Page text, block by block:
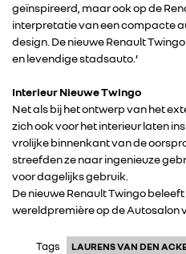
geïnspireerd, maar ook op de
interpretatie van een compacte
design. De nieuwe Renault
en levendige stadsauto.’
Interieur Nieuwe Twingo
Net als bij het ontwerp van het
zich ook voor het interieur laten
vrolijke binnenkant van de
streefden ze naar ingenieuze
voor dagelijks gebruik.
De nieuwe Renault Twingo
wereldpremière op de Autosalon
Tags LAURENS VAN DEN